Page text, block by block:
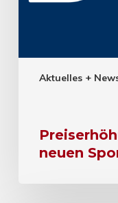
Aktuelles +
neuen